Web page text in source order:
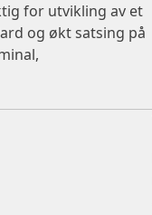
for utvikling av et
og økt satsing på